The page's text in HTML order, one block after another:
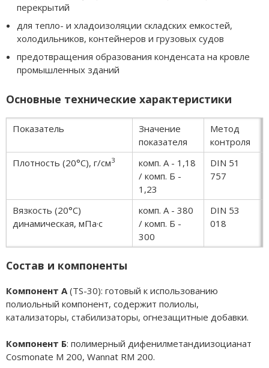
перекрытий
для тепло- и хладоизоляции складских емкостей,
холодильников, контейнеров и грузовых судов
предотвращения образования конденсата на кровле
промышленных зданий
Основные технические характеристики
Показатель
Значение
показателя
Метод
контроля
Плотность (20°C), г/см3
комп. А - 1,18
/ комп. Б -
1,23
DIN 51
757
Вязкость (20°C)
динамическая, мПа·с
комп. А - 380
/ комп. Б -
300
DIN 53
018
Состав и компоненты
Компонент A (TS-30): готовый к использованию
полиольный компонент, содержит полиолы,
катализаторы, стабилизаторы, огнезащитные добавки.
Компонент Б: полимерный дифенилметандиизоцианат
Сosmonate M 200, Wannat RM 200.